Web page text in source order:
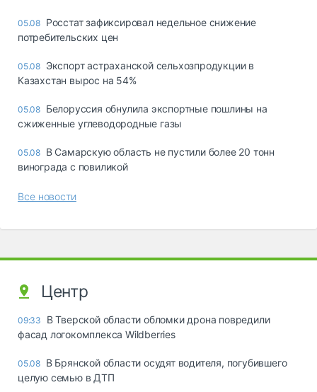
05.08 Росстат зафиксировал недельное снижение
потребительских цен
05.08 Экспорт астраханской сельхозпродукции в
Казахстан вырос на 54%
05.08 Белоруссия обнулила экспортные пошлины на
сжиженные углеводородные газы
05.08 В Самарскую область не пустили более 20 тонн
винограда с повиликой
Все новости
Центр
09:33
В Тверской области обломки дрона повредили
фасад логокомплекса Wildberries
05.08 В Брянской области осудят водителя, погубившего
целую семью в ДТП